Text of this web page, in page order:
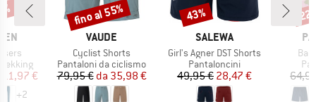
ridotto
€
+2
MARCHIO
VAUDE
Articolo
Cyclist Shorts
Gruppo di prodotti
Pantaloni da ciclismo
Prezzo
79,95 € Prezzo ridotto
da 35,98 €
Sconto
fino al 55%
MARCHIO
SALEWA
Articolo
Girl's Agner DST Shorts
Gruppo di prodotti
Pantaloncini
Prezzo
49,95 €Prezzo ridotto
28,47 €
Sconto
43%